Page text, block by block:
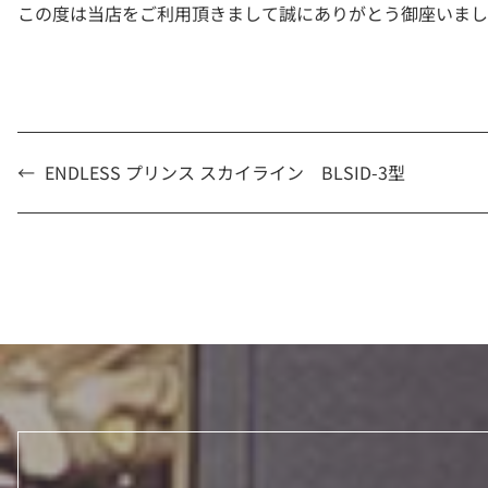
この度は当店をご利用頂きまして誠にありがとう御座いま
← ENDLESS プリンス スカイライン BLSID-3型